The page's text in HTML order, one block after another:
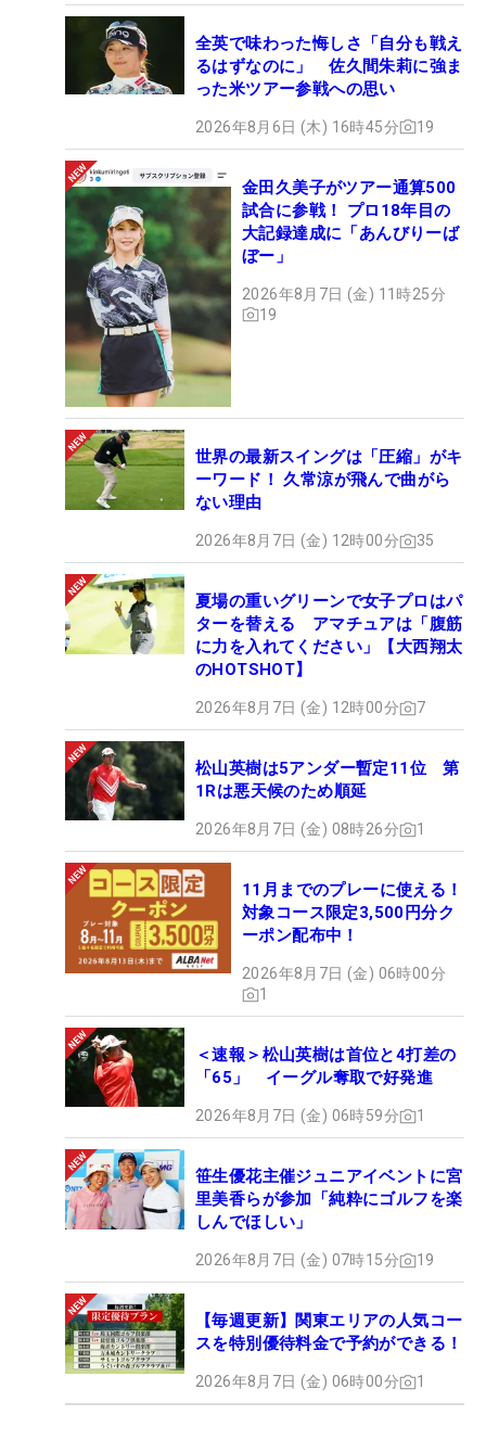
全英で味わった悔しさ「自分も戦え
るはずなのに」 佐久間朱莉に強ま
った米ツアー参戦への思い
2026年8月6日 (木) 16時45分 19
金田久美子がツアー通算500
試合に参戦！ プロ18年目の
大記録達成に「あんびりーば
ぼー」
2026年8月7日 (金) 11時25分
19
世界の最新スイングは「圧縮」がキ
ーワード！ 久常涼が飛んで曲がら
ない理由
2026年8月7日 (金) 12時00分 35
夏場の重いグリーンで女子プロはパ
ターを替える アマチュアは「腹筋
に力を入れてください」【大西翔太
のHOTSHOT】
2026年8月7日 (金) 12時00分 7
松山英樹は5アンダー暫定11位 第
1Rは悪天候のため順延
2026年8月7日 (金) 08時26分 1
11月までのプレーに使える！
対象コース限定3,500円分ク
ーポン配布中！
2026年8月7日 (金) 06時00分
1
＜速報＞松山英樹は首位と4打差の
「65」 イーグル奪取で好発進
2026年8月7日 (金) 06時59分 1
笹生優花主催ジュニアイベントに宮
里美香らが参加「純粋にゴルフを楽
しんでほしい」
2026年8月7日 (金) 07時15分 19
【毎週更新】関東エリアの人気コー
スを特別優待料金で予約ができる！
2026年8月7日 (金) 06時00分 1